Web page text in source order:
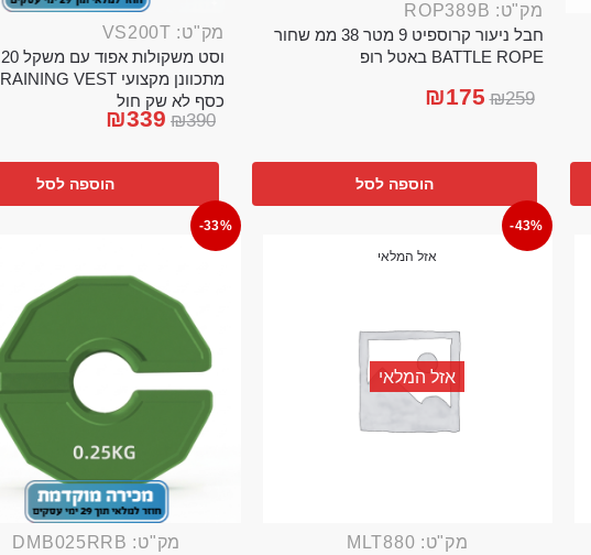
מק"ט: ROP389B
חבל ניעור קרוספיט 9 מטר 38 ממ שחור
BATTLE ROPE באטל רופ
₪259
₪175
הוספה לסל
מק"ט: VS200T
כסף לא שק חול
₪390
₪339
הוספה לסל
-43%
אזל המלאי
אזל המלאי
מק"ט: MLT880
-33%
מק"ט: DMB025RRB